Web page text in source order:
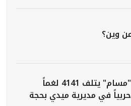
وين؟
مشروع "مسام" يتلف 4141 لغماً
في مديرية ميدي بحجة